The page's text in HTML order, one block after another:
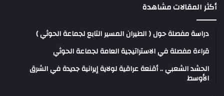
أكثر المقالات مشاهدة
دراسة مفصلة حول ( الطيران المسير التابع لجماعة الحوثي )
قراءة مفصلة في الاستراتيجية العامة لجماعة الحوثي
الحشد الشعبي .. أقنعة عراقية لولاية إيرانية جديدة في الشرق
الأوسط